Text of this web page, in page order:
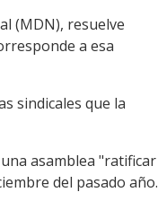
(MDN), resuelve
a esa
sindicales que la
asamblea "ratificar
del pasado año.